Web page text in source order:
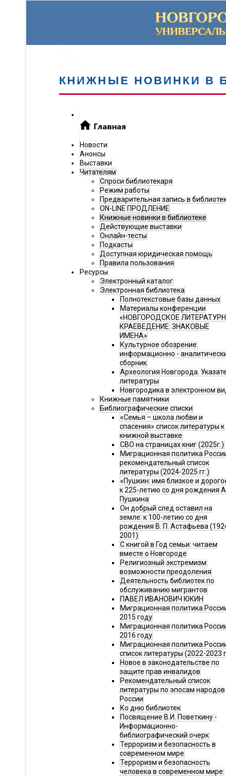
КНИЖНЫЕ НОВИНКИ В
Новости
Анонсы
Выставки
Читателям
Спроси библиотекаря
Режим работы
Предварительная запись в
ON-LINE ПРОДЛЕНИЕ
Книжные новинки в библиотеке
Действующие выставки
Онлайн-тесты
Подкасты
Доступная юридическая помощь
Правила пользования
Ресурсы
Электронный каталог
Электронная библиотека
Полнотекстовые базы данных
Материалы конференции
«НОВГОРОДСКОЕ
КРАЕВЕДЕНИЕ: ЗНАКОВЫЕ
ИМЕНА»
Культурное обозрение:
информационно -
сборник
Археология Новгорода.
литературы
Новгородика в электронном
Книжные памятники
Библиографические списки
«Семья – школа любви и
спасения» список литературы к
книжной выставке
СВО на страницах книг (2025г.)
Миграционная политика
рекомендательный список
литературы (2024-2025 гг.)
«Пушкин: имя близкое и
к 225-летию со дня рождения
Пушкина
Он добрый след оставил на
земле: к 100-летию со дня
рождения В. П. Астафьева
2001)
С книгой в Год семьи: читаем
вместе о Новгороде
Религиозный экстремизм:
возможности преодоления
Деятельность библиотек по
обслуживанию мигрантов
ПАВЕЛ ИВАНОВИЧ ЮКИН
Миграционная политика
2015 году
Миграционная политика
2016 году
Миграционная политика
список литературы (2022-2023
Новое в законодательстве по
защите прав инвалидов
Рекомендательный список
литературы по эпосам народов
России
Ко дню библиотек
Посвящение В.И. Поветкину -
Информационно-
библиографический очерк
Терроризм и безопасность в
современном мире
Терроризм и безопасность
человека в современном мире: